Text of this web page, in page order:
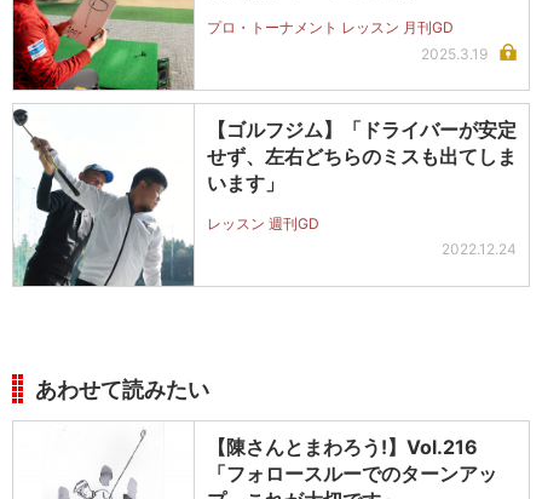
プロ・トーナメント レッスン 月刊GD
2025.3.19
【ゴルフジム】「ドライバーが安定
せず、左右どちらのミスも出てしま
います」
レッスン 週刊GD
2022.12.24
あわせて読みたい
【陳さんとまわろう!】Vol.216
「フォロースルーでのターンアッ